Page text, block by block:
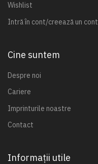
Wishlist
Intră în cont/creează un cont
Cine suntem
Despre noi
Cariere
Imprinturile noastre
Contact
Informații utile